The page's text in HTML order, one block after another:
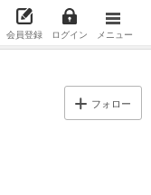
会員登録 ログイン メニュー
フォロー